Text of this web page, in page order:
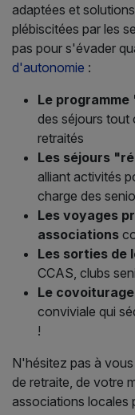
adaptées et
plébiscitées par les
pas pour s'évader
d'autonomie :
Le
des séjours tout
retraités
Les séjours
alliant activités
charge des
Les voyages
associations
Les sorties de
CCAS, clubs
Le covoiturage
conviviale qui
!
N'hésitez pas à
de retraite, de votre
associations locales